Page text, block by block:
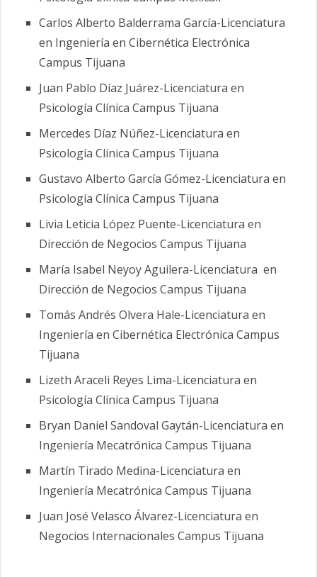
Carlos Alberto Balderrama García-Licenciatura
en Ingeniería en Cibernética Electrónica
Campus Tijuana
Juan Pablo Díaz Juárez-Licenciatura en
Psicología Clínica Campus Tijuana
Mercedes Díaz Núñez-Licenciatura en
Psicología Clínica Campus Tijuana
Gustavo Alberto García Gómez-Licenciatura en
Psicología Clínica Campus Tijuana
Livia Leticia López Puente-Licenciatura en
Dirección de Negocios Campus Tijuana
María Isabel Neyoy Aguilera-Licenciatura en
Dirección de Negocios Campus Tijuana
Tomás Andrés Olvera Hale-Licenciatura en
Ingeniería en Cibernética Electrónica Campus
Tijuana
Lizeth Araceli Reyes Lima-Licenciatura en
Psicología Clínica Campus Tijuana
Bryan Daniel Sandoval Gaytán-Licenciatura en
Ingeniería Mecatrónica Campus Tijuana
Martín Tirado Medina-Licenciatura en
Ingeniería Mecatrónica Campus Tijuana
Juan José Velasco Álvarez-Licenciatura en
Negocios Internacionales Campus Tijuana